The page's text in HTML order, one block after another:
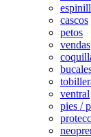
cascos
petos
vendas
ventral
pies /